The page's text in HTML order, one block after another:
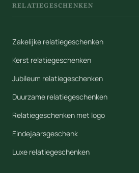
RELATIEGESCHENKEN
Zakelijke relatiegeschenken
Kerst relatiegeschenken
Jubileum relatiegeschenken
Duurzame relatiegeschenken
Relatiegeschenken met logo
Eindejaarsgeschenk
Luxe relatiegeschenken